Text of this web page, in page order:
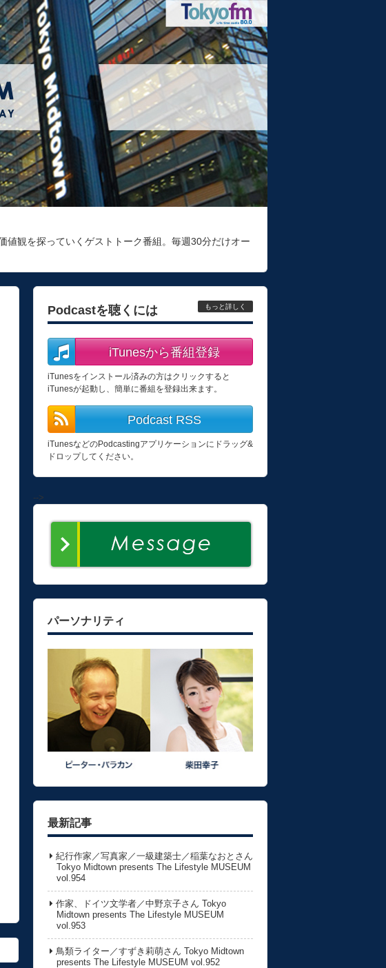
値観を探っていくゲストトーク番組。毎週30分だけオー
Podcastを聴くには もっと詳しく
iTunesから番組登録
iTunesをインストール済みの方はクリックすると
iTunesが起動し、簡単に番組を登録出来ます。
Podcast RSS
iTunesなどのPodcastingアプリケーションにドラッグ&
ドロップしてください。
-->
パーソナリティ
最新記事
紀行作家／写真家／一級建築士／稲葉なおとさん
Tokyo Midtown presents The Lifestyle MUSEUM
vol.954
作家、ドイツ文学者／中野京子さん Tokyo
Midtown presents The Lifestyle MUSEUM
vol.953
鳥類ライター／すずき莉萌さん Tokyo Midtown
presents The Lifestyle MUSEUM vol.952